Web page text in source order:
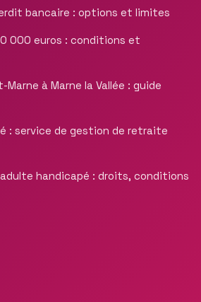
bancaire : options et limites
000 euros : conditions et
Marne à Marne la Vallée : guide
: service de gestion de retraite
handicapé : droits, conditions